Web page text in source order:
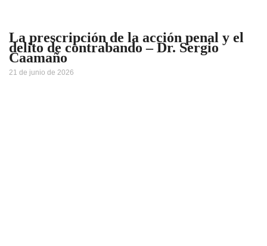
La prescripción de la acción penal y el
delito de contrabando – Dr. Sergio
Caamaño
21 de junio de 2026